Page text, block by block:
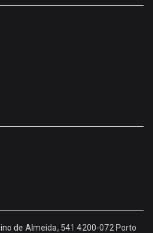
de Almeida, 541 4200-072 Porto